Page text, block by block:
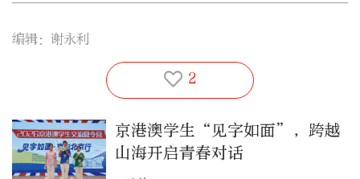
编辑：谢永利
2
京港澳学生“见字如面”，跨越
山海开启青春对话